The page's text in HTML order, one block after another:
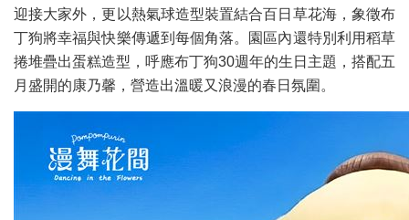
迎接大家外，更以熱氣球造型裝置結合百日草花海，象徵布
丁狗將幸福與快樂傳遞到每個角落。園區內還特別利用稻草
捲堆疊出蛋糕造型，呼應布丁狗30週年的生日主題，搭配五
月盛開的康乃馨，營造出溫暖又浪漫的春日氛圍。